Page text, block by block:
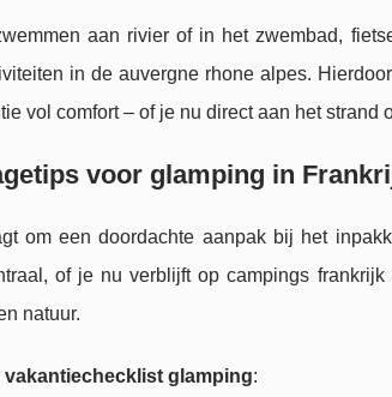
aan rivier of in het zwembad,
in de auvergne rhone alpes.
vol comfort – of je nu direct aan het strand
voor glamping in
om een doordachte aanpak bij het
of je nu verblijft op campings
natuur.
vakantiechecklist glamping: